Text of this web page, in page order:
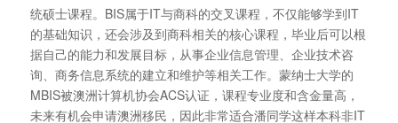
统硕士课程。BIS属于IT与商科的交叉课程，不仅能够学到IT
的基础知识，还会涉及到商科相关的核心课程，毕业后可以根
据自己的能力和发展目标，从事企业信息管理、企业技术咨
询、商务信息系统的建立和维护等相关工作。蒙纳士大学的
MBIS被澳洲计算机协会ACS认证，课程专业度和含金量高，
未来有机会申请澳洲移民，因此非常适合潘同学这样本科非IT